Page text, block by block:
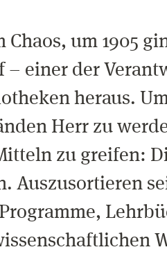
um 1905
– einer der
heraus.
Herr zu
zu greifen:
Auszusortieren